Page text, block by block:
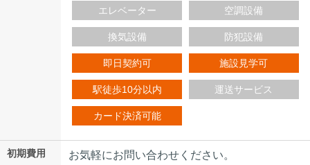
エレベーター 空調設備
換気設備 防犯設備
即日契約可 施設見学可
駅徒歩10分以内 運送サービス
カード決済可能
初期費用 お気軽にお問い合わせください。